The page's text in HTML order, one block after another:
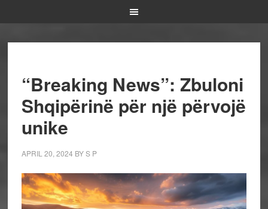
“Breaking News”: Zbuloni
Shqipërinë për një përvojë
unike
APRIL 20, 2024 BYS P